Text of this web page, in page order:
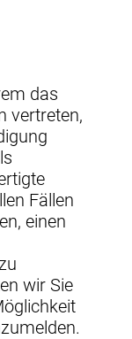
das
vertreten,
Fällen
einen
wir Sie